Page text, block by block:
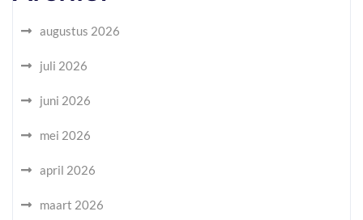
augustus 2026
juli 2026
juni 2026
mei 2026
april 2026
maart 2026